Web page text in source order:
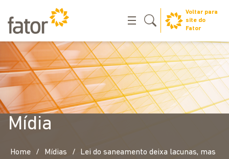
Voltar para
site do
Fator
Mídia
Home / Mídias /
Lei do saneamento deixa lacunas, mas